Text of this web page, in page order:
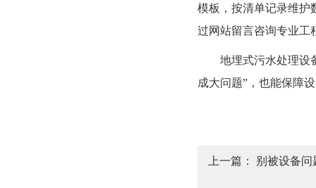
模板，按清单记录维护
过网站留言咨询专业工
地埋式污水处理设备
成大问题”，也能保障
上一篇： 别被设备问